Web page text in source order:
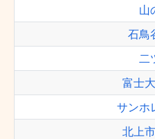
山
石鳥
二
富士
サンホ
北上